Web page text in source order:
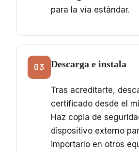
para la vía estándar.
03 Descarga e instala
Tras acreditarte,
certificado desde el
Haz copia de
dispositivo externo
importarlo en otros